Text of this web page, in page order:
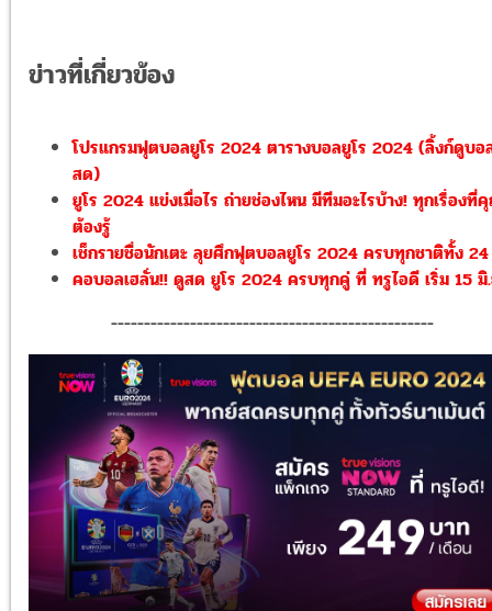
ข่าวที่เกี่ยวข้อง
โปรแกรมฟุตบอลยูโร 2024 ตารางบอลยูโร 2024 (ลิ้งก์ดูบอ
สด)
ยูโร 2024 แข่งเมื่อไร ถ่ายช่องไหน มีทีมอะไรบ้าง! ทุกเรื่องที่
ต้องรู้
เช็กรายชื่อนักเตะ ลุยศึกฟุตบอลยูโร 2024 ครบทุกชาติทั้ง
คอบอลเฮลั่น!! ดูสด ยูโร 2024 ครบทุกคู่ ที่ ทรูไอดี เริ่ม 15 มิ
-------------------------------------------------